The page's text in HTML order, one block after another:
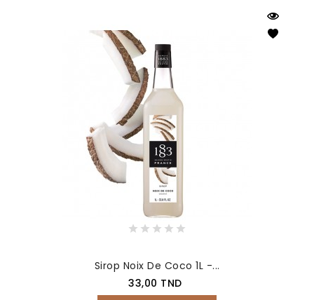
Sirop Noix De Coco 1L -...
Prix
33,00 TND